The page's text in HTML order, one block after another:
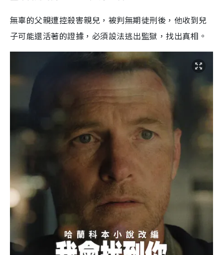
無辜的父親遭控殺害親兒，被判無期徒刑後，他收到兒
子可能還活著的證據，必須設法逃出監獄，找出真相。